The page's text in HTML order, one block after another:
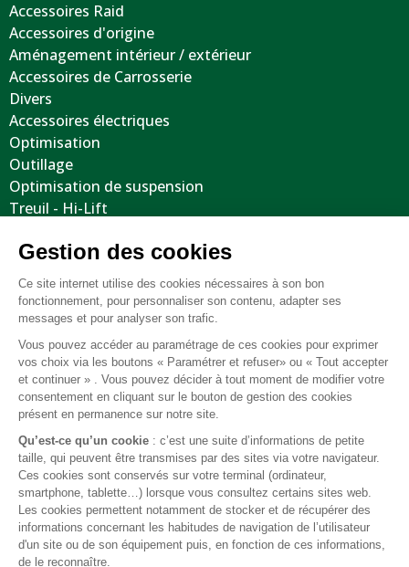
Accessoires Raid
Accessoires d'origine
Aménagement intérieur / extérieur
Accessoires de Carrosserie
Divers
Accessoires électriques
Optimisation
Outillage
Optimisation de suspension
Treuil - Hi-Lift
Volants
Jantes / Pneumatiques / Accessoires
Informations utiles
Nous contacter
Mentions légales
Conditions générales de vente